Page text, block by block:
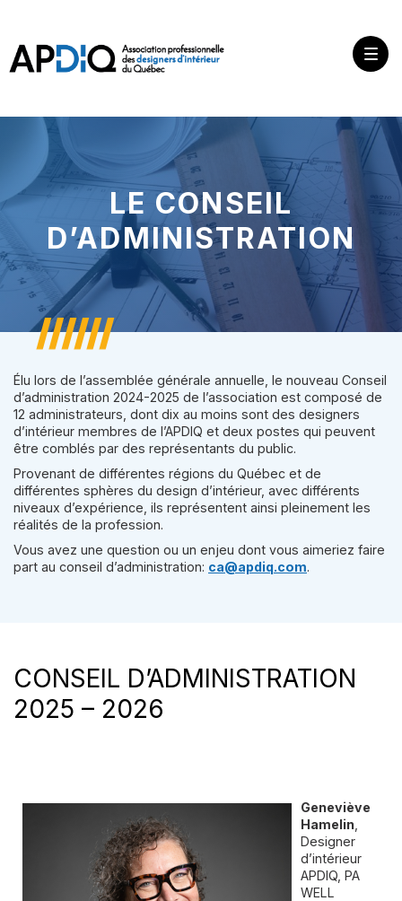
LE CONSEIL
D’ADMINISTRATION
Élu lors de l’assemblée générale annuelle, le nouveau Conseil
d’administration 2024-2025 de l’association est composé de
12 administrateurs, dont dix au moins sont des designers
d’intérieur membres de l’APDIQ et deux postes qui peuvent
être comblés par des représentants du public.
Provenant de différentes régions du Québec et de
différentes sphères du design d’intérieur, avec différents
niveaux d’expérience, ils représentent ainsi pleinement les
réalités de la profession.
Vous avez une question ou un enjeu dont vous aimeriez faire
part au conseil d’administration: ca@apdiq.com.
CONSEIL D’ADMINISTRATION
2025 – 2026
Geneviève
Hamelin
Designer
d’intérieur
APDIQ, PA
WELL